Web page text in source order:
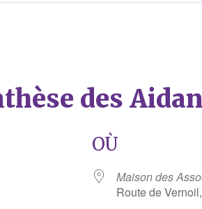
des
OÙ
Maison des
Route de